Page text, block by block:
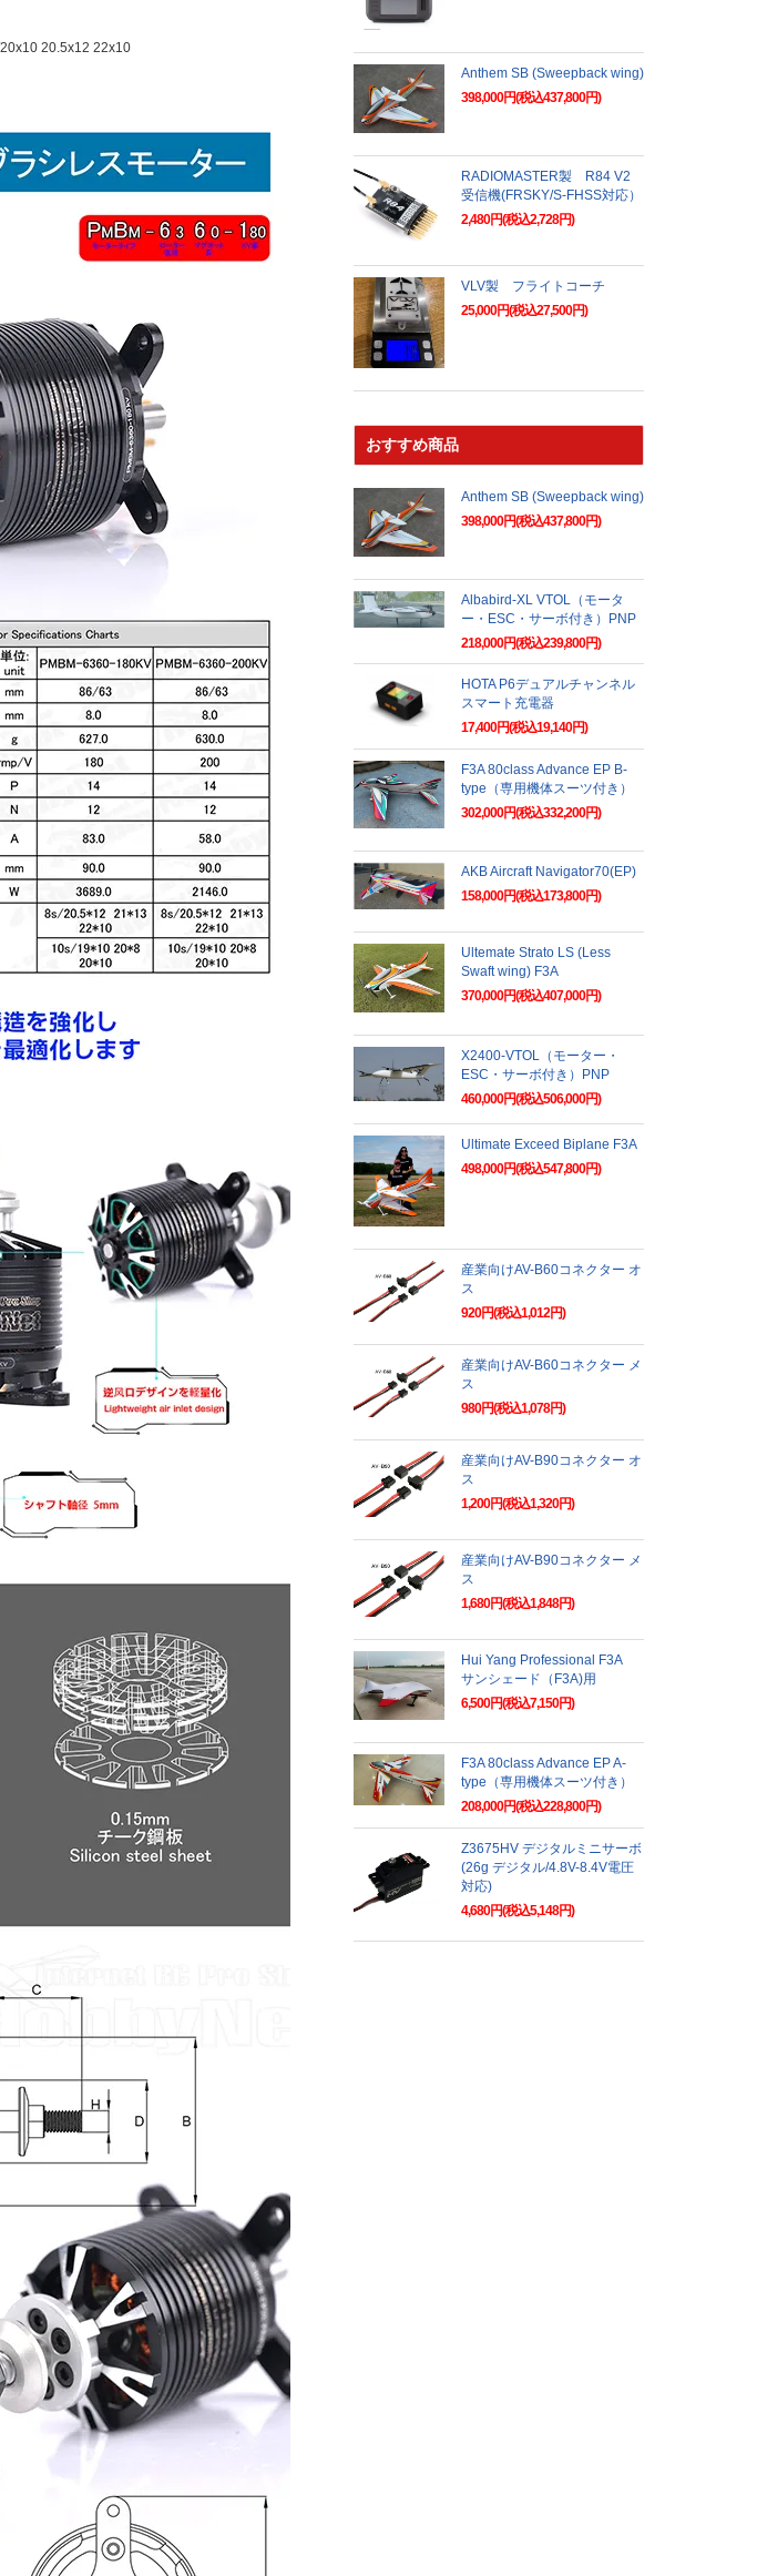
20.5x12 22x10
Anthem SB (Sweepback wing)
398,000円(税込437,800円)
RADIOMASTER製 R84 V2
受信機(FRSKY/S-FHSS対応）
2,480円(税込2,728円)
VLV製 フライトコーチ
25,000円(税込27,500円)
おすすめ商品
Anthem SB (Sweepback wing)
398,000円(税込437,800円)
Albabird-XL VTOL（モータ
ー・ESC・サーボ付き）PNP
218,000円(税込239,800円)
HOTA P6デュアルチャンネル
スマート充電器
17,400円(税込19,140円)
F3A 80class Advance EP B-
type（専用機体スーツ付き）
302,000円(税込332,200円)
AKB Aircraft Navigator70(EP)
158,000円(税込173,800円)
Ultemate Strato LS (Less
Swaft wing) F3A
370,000円(税込407,000円)
X2400-VTOL（モーター・
ESC・サーボ付き）PNP
460,000円(税込506,000円)
Ultimate Exceed Biplane F3A
498,000円(税込547,800円)
産業向けAV-B60コネクター オ
ス
920円(税込1,012円)
産業向けAV-B60コネクター メ
ス
980円(税込1,078円)
産業向けAV-B90コネクター オ
ス
1,200円(税込1,320円)
産業向けAV-B90コネクター メ
ス
1,680円(税込1,848円)
Hui Yang Professional F3A
サンシェード（F3A)用
6,500円(税込7,150円)
F3A 80class Advance EP A-
type（専用機体スーツ付き）
208,000円(税込228,800円)
Z3675HV デジタルミニサーボ
(26g デジタル/4.8V-8.4V電圧
対応)
4,680円(税込5,148円)